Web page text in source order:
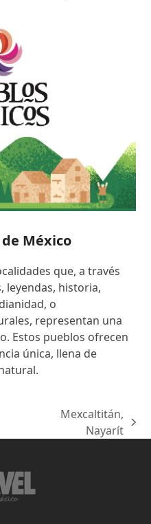
México
que, a través
leyendas, historia,
o
representan una
Estos pueblos ofrecen
única, llena de
Mexcaltitán,
Nayarít